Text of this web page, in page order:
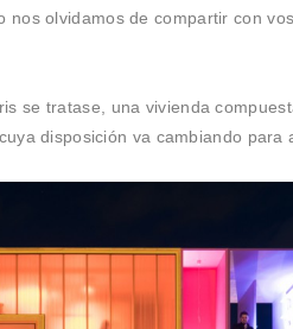
nos olvidamos de compartir con
se tratase, una vivienda
disposición va cambiando para